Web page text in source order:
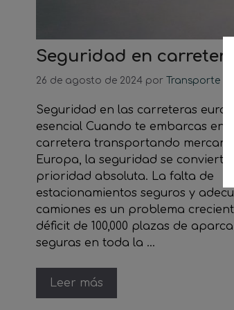
Seguridad en carretera
26 de agosto de 2024 por Transporte
Seguridad en las carreteras
esencial Cuando te embarcas en
carretera transportando
Europa, la seguridad se convierte
prioridad absoluta. La falta de
estacionamientos seguros y
camiones es un problema
déficit de 100,000 plazas de
seguras en toda la …
Leer más